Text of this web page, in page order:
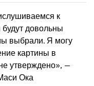
к
довольны
выбрали. Я могу
картины в
утверждено», —
Ока